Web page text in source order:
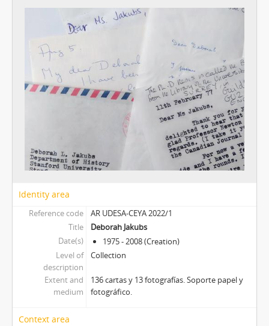
Identity area
Reference code
AR UDESA-CEYA 2022/1
Title
Deborah Jakubs
Date(s)
1975 - 2008 (Creation)
Level of
description
Collection
Extent and
medium
136 cartas y 13 fotografías. Soporte papel y
fotográfico.
Context area